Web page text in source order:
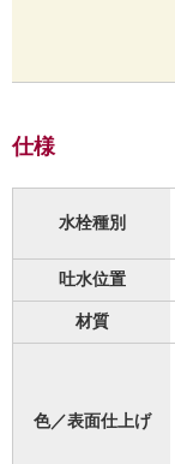
仕様
水栓種別
吐水位置
材質
色／表面仕上げ